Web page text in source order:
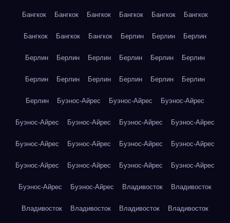
Бангкок Бангкок Бангкок Бангкок Бангкок Бангкок
Бангкок Бангкок Бангкок Берлин Берлин Берлин
Берлин Берлин Берлин Берлин Берлин Берлин
Берлин Берлин Берлин Берлин Берлин Берлин
Берлин Буэнос-Айрес Буэнос-Айрес Буэнос-Айрес
Буэнос-Айрес Буэнос-Айрес Буэнос-Айрес Буэнос-Айрес
Буэнос-Айрес Буэнос-Айрес Буэнос-Айрес Буэнос-Айрес
Буэнос-Айрес Буэнос-Айрес Буэнос-Айрес Буэнос-Айрес
Буэнос-Айрес Буэнос-Айрес Владивосток Владивосток
Владивосток Владивосток Владивосток Владивосток